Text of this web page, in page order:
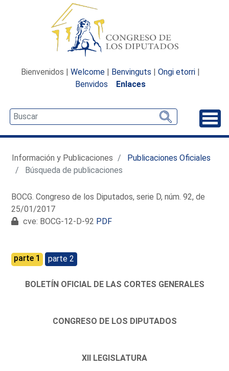
Bienvenidos | Welcome | Benvinguts | Ongi etorri |
Benvidos
Enlaces
Información y Publicaciones
Publicaciones Oficiales
Búsqueda de publicaciones
BOCG. Congreso de los Diputados, serie D, núm. 92, de
25/01/2017
cve: BOCG-12-D-92 PDF
parte 1 parte 2
BOLETÍN OFICIAL DE LAS CORTES GENERALES
CONGRESO DE LOS DIPUTADOS
XII LEGISLATURA